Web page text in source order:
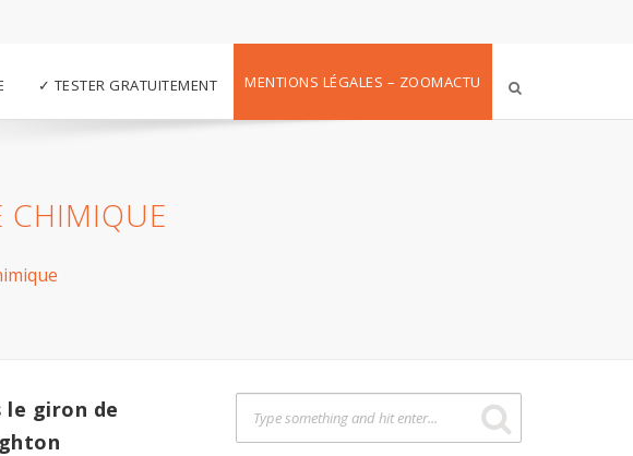
✓ TESTER GRATUITEMENT MENTIONS LÉGALES – ZOOMACTU
CHIMIQUE
giron de